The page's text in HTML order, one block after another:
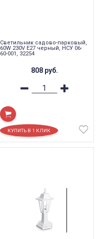
Светильник садово-парковый,
60W 230V E27 черный, НСУ 06-
60-001, 32254
808 руб.